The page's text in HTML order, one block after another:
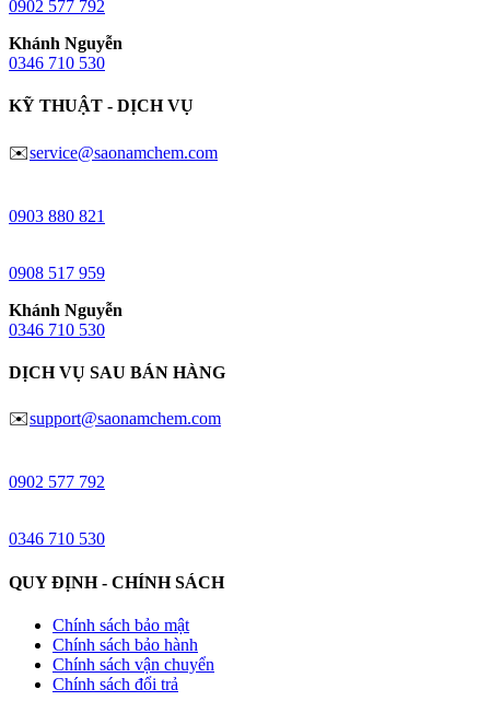
0902 577 792
Khánh Nguyễn
0346 710 530
KỸ THUẬT - DỊCH VỤ
✉️service@saonamchem.com
0903 880 821
0908 517 959
Khánh Nguyễn
0346 710 530
DỊCH VỤ SAU BÁN HÀNG
✉️support@saonamchem.com
0902 577 792
0346 710 530
QUY ĐỊNH - CHÍNH SÁCH
Chính sách bảo mật
Chính sách bảo hành
Chính sách vận chuyển
Chính sách đổi trả